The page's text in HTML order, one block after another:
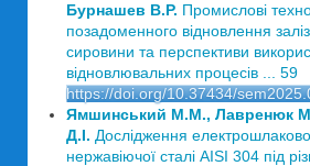
Бурнашев В.Р. Промислові
позадоменного відновлення
сировини та перспективи
відновлювальних процесів ... 59
https://doi.org/10.37434/
Ямшинський М.М., Лавренюк
Д.І. Дослідження
нержавіючої сталі AISI 304 під